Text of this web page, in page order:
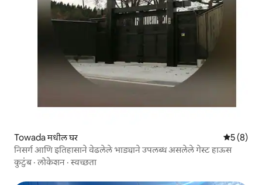
Towada मधील घर 5 पैकी 5
5 (8)
निसर्ग आणि इतिहासाने वेढलेले भाड्याने उपलब्ध असलेले गेस्ट हाऊस
कुटुंब·लोकेशन ·स्वच्छता